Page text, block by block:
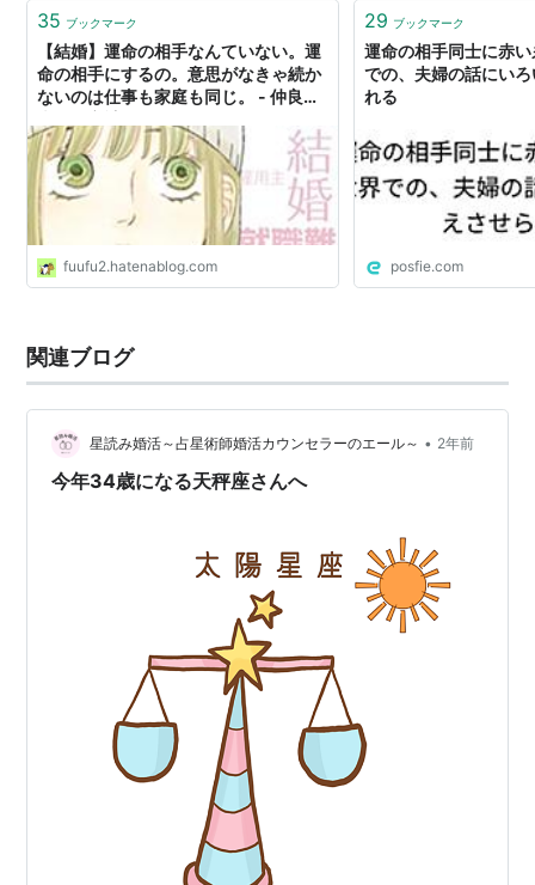
35 ブックマーク
【結婚】運命の相手なんていない。運
命の相手にするの。意思がなきゃ続か
ないのは仕事も家庭も同じ。 - 仲良し
fuufu2.hatenablog.com
29 ブックマーク
運命の相手同士に赤
での、夫婦の話にい
れる
posfie.com
関連ブログ
星読み婚活～占星術師婚活カウンセラーのエール～ • 2年前
今年34歳になる天秤座さんへ